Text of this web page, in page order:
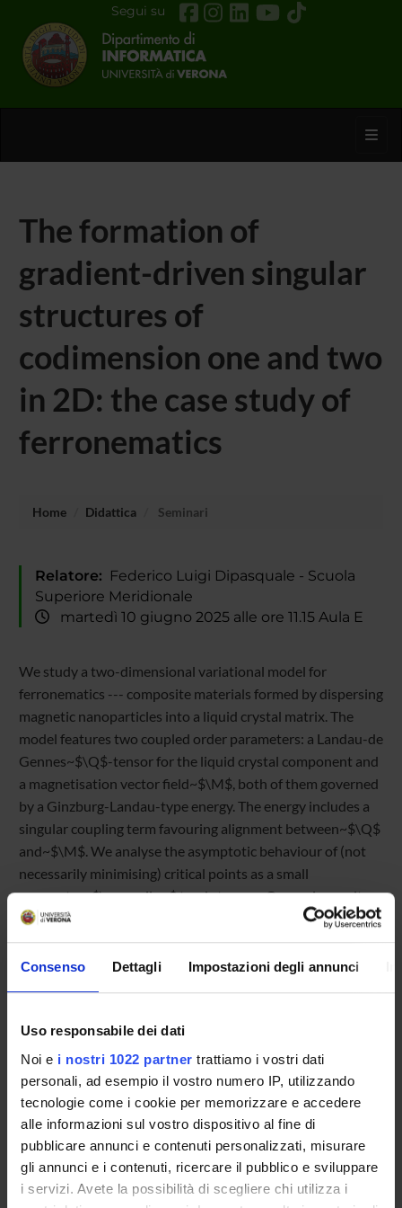
Consenso Dettagli Impostazioni degli annunci
Uso responsabile dei dati
Noi e i nostri 1022 partner trattiamo i vostri dati
personali, ad esempio il vostro numero IP, utilizzando
tecnologie come i cookie per memorizzare e accedere
alle informazioni sul vostro dispositivo al fine di
pubblicare annunci e contenuti personalizzati, misurare
gli annunci e i contenuti, ricercare il pubblico e sviluppare
i servizi. Avete la possibilità di scegliere chi utilizza i
Segui su
The formation of
gradient-driven singular
structures of
codimension one and two
in 2D: the case study of
ferronematics
Home Didattica Seminari
Relatore: Federico Luigi Dipasquale - Scuola
Superiore Meridionale
martedì 10 giugno 2025 alle ore 11.15 Aula E
We study a two-dimensional variational model for
ferronematics --- composite materials formed by dispersing
magnetic nanoparticles into a liquid crystal matrix. The
model features two coupled order parameters: a Landau-de
Gennes~$\Q$-tensor for the liquid crystal component and
a magnetisation vector field~$\M$, both of them governed
by a Ginzburg-Landau-type energy. The energy includes a
singular coupling term favouring alignment between~$\Q$
and~$\M$. We analyse the asymptotic behaviour of (not
necessarily minimising) critical points as a small
parameter~$\varepsilon$ tends to zero. Our main results
show that the energy concentrates along distinct singular
sets: the (rescaled) energy density for the~$\Q$-
component concentrates, to leading order, on a finite
dimensional rectifiable set.
Joint work with Giacomo Canevari (UniVR) and Bianca
Stroffolini (UniNA)